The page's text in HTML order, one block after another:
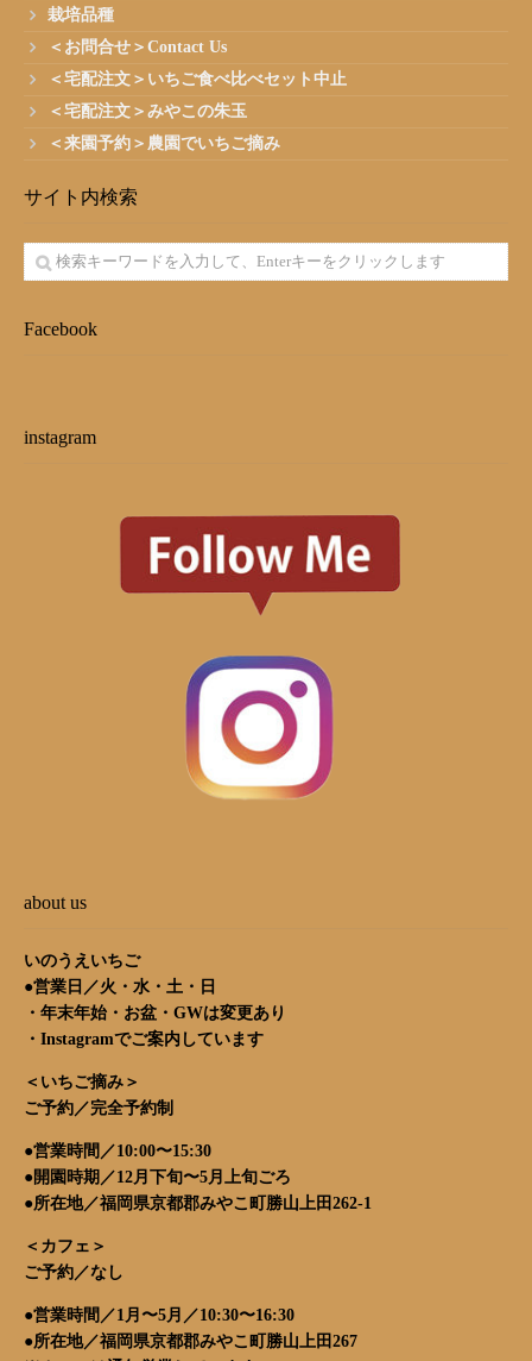
栽培品種
＜お問合せ＞Contact Us
＜宅配注文＞いちご食べ比べセット中止
＜宅配注文＞みやこの朱玉
＜来園予約＞農園でいちご摘み
サイト内検索
Facebook
instagram
about us
いのうえいちご
●営業日／火・水・土・日
・年末年始・お盆・GWは変更あり
・ Instagramでご案内しています
＜いちご摘み＞
ご予約／完全予約制
●営業時間／10:00〜15:30
●開園時期／12月下旬〜5月上旬ごろ
●所在地／福岡県京都郡みやこ町勝山上田262-1
＜カフェ＞
ご予約／なし
●営業時間／1月〜5月／10:30〜16:30
●所在地／福岡県京都郡みやこ町勝山上田267